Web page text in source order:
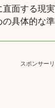
直面する現
の具体的な
スポンサー